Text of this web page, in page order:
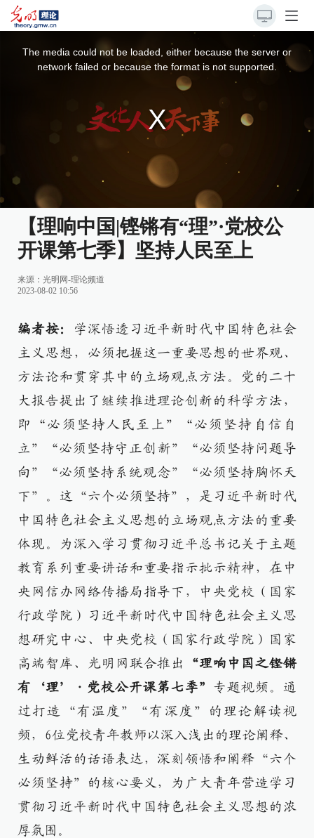
The media could not be loaded, either because the server or
network failed or because the format is not supported.
【理响中国|铿锵有“理”·党校公
开课第七季】坚持人民至上
来源： 光明网-理论频道
2023-08-02 10:56
编者按：
学深悟透习近平新时代中国特色社会
主义思想，必须把握这一重要思想的世界观、
方法论和贯穿其中的立场观点方法。党的二十
大报告提出了继续推进理论创新的科学方法，
即“必须坚持人民至上”“必须坚持自信自
立”“必须坚持守正创新”“必须坚持问题导
向”“必须坚持系统观念”“必须坚持胸怀天
下”。这“六个必须坚持”，是习近平新时代
中国特色社会主义思想的立场观点方法的重要
体现。为深入学习贯彻习近平总书记关于主题
教育系列重要讲话和重要指示批示精神，在中
央网信办网络传播局指导下，中央党校（国家
行政学院）习近平新时代中国特色社会主义思
想研究中心、中央党校（国家行政学院）国家
高端智库、光明网联合推出
“理响中国之铿锵
有‘理’·党校公开课第七季”
专题视频。通
过打造“有温度”“有深度”的理论解读视
频，6位党校青年教师以深入浅出的理论阐释、
生动鲜活的话语表达，深刻领悟和阐释“六个
必须坚持”的核心要义，为广大青年营造学习
贯彻习近平新时代中国特色社会主义思想的浓
厚氛围。